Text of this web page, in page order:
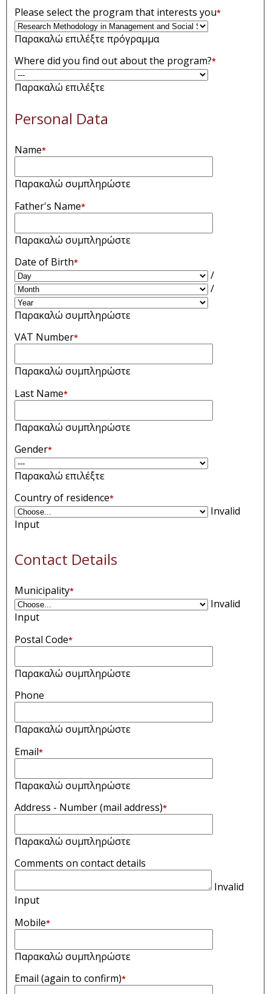
Please select the program that interests you*
Παρακαλώ επιλέξτε πρόγραμμα
Where did you find out about the program?*
Παρακαλώ επιλέξτε
Personal Data
Name*
Παρακαλώ συμπληρώστε
Father's Name*
Παρακαλώ συμπληρώστε
Date of Birth*
/
/
Παρακαλώ συμπληρώστε
VAT Number*
Παρακαλώ συμπληρώστε
Last Name*
Παρακαλώ συμπληρώστε
Gender*
Παρακαλώ επιλέξτε
Country of residence*
Invalid
Input
Contact Details
Municipality*
Invalid
Input
Postal Code*
Παρακαλώ συμπληρώστε
Phone
Παρακαλώ συμπληρώστε
Email*
Παρακαλώ συμπληρώστε
Address - Number (mail address)*
Παρακαλώ συμπληρώστε
Comments on contact details
Invalid
Input
Mobile*
Παρακαλώ συμπληρώστε
Email (again to confirm)*